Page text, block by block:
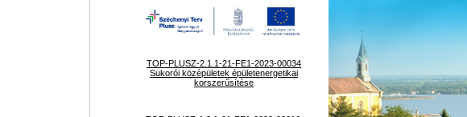
TOP-PLUSZ-2.1.1-21-FE1-2023-00034
Sukorói középületek épületenergetikai
korszerűsítése